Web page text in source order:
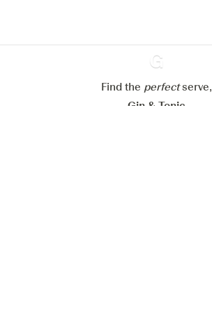
Ginventory
Find the perfectserve,
Gin & Tonic